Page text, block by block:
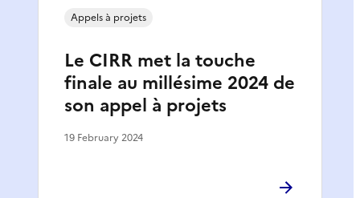
Le CIRR met la touche
finale au millésime 2024 de
son appel à projets
Appels à projets
19 February 2024